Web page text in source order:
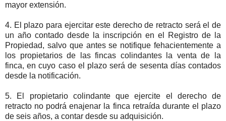
mayor extensión.
4. El plazo para ejercitar este derecho de retracto será el de
un año contado desde la inscripción en el Registro de la
Propiedad, salvo que antes se notifique fehacientemente a
los propietarios de las fincas colindantes la venta de la
finca, en cuyo caso el plazo será de sesenta días contados
desde la notificación.
5. El propietario colindante que ejercite el derecho de
retracto no podrá enajenar la finca retraída durante el plazo
de seis años, a contar desde su adquisición.